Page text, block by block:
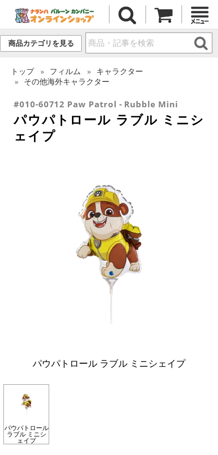
商品カテゴリを見る
トップ フィルム
キャラクター
その他海外キャラクター
#010-60712 Paw Patrol - Rubble Mini
パウパトロール ラブル ミニシ
ェイプ
パウパトロール ラブル ミニシェイプ
パウパトロール
ラブル ミニシ
ェイプ